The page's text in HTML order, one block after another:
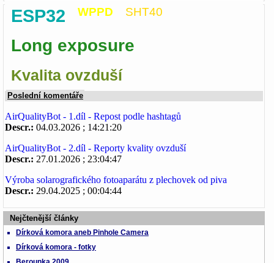
ESP32 WPPD SHT40
Long exposure
Kvalita ovzduší
Poslední komentáře
AirQualityBot - 1.díl - Repost podle hashtagů
Descr.: 04.03.2026 ; 14:21:20
AirQualityBot - 2.díl - Reporty kvality ovzduší
Descr.: 27.01.2026 ; 23:04:47
Výroba solarografického fotoaparátu z plechovek od piva
Descr.: 29.04.2025 ; 00:04:44
Nejčtenější články
Dírková komora aneb Pinhole Camera
Dírková komora - fotky